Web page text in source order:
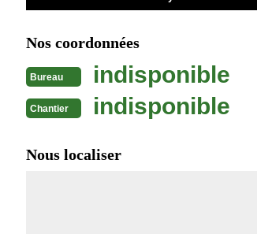
Nos coordonnées
Bureau indisponible
Chantier indisponible
Nous localiser